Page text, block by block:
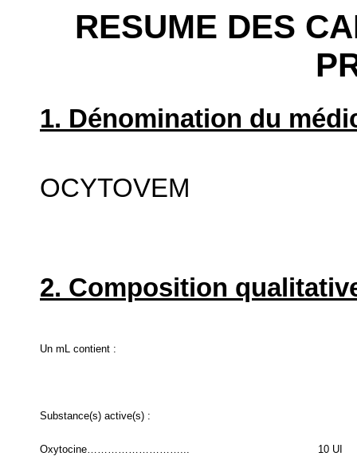
RESUME DES
1. Dénomination du
OCYTOVEM
2. Composition
Un mL contient :
Substance(s) active(s) :
Oxytocine………………………... 10 UI